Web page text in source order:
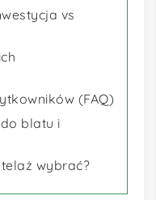
vs
(FAQ)
blatu i
wybrać?